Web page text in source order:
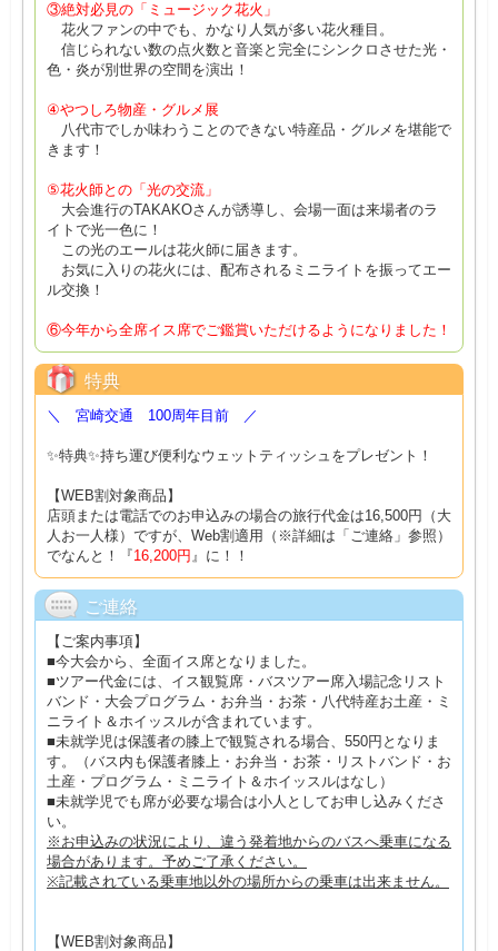
③絶対必見の「ミュージック花火」
花火ファンの中でも、かなり人気が多い花火種目。
信じられない数の点火数と音楽と完全にシンクロさせた光・
色・炎が別世界の空間を演出！
④やつしろ物産・グルメ展
八代市でしか味わうことのできない特産品・グルメを堪能で
きます！
⑤花火師との「光の交流」
大会進行のTAKAKOさんが誘導し、会場一面は来場者のラ
イトで光一色に！
この光のエールは花火師に届きます。
お気に入りの花火には、配布されるミニライトを振ってエー
ル交換！
⑥今年から全席イス席でご鑑賞いただけるようになりました！
特典
＼ 宮崎交通 100周年目前 ／
✨特典✨持ち運び便利なウェットティッシュをプレゼント！
【WEB割対象商品】
店頭または電話でのお申込みの場合の旅行代金は16,500円（大
人お一人様）ですが、Web割適用（※詳細は「ご連絡」参照）
でなんと！『16,200円 』に！！
ご連絡
【ご案内事項】
■今大会から、全面イス席となりました。
■ツアー代金には、イス観覧席・バスツアー席入場記念リスト
バンド・大会プログラム・お弁当・お茶・八代特産お土産・ミ
ニライト＆ホイッスルが含まれています。
■未就学児は保護者の膝上で観覧される場合、550円となりま
す。（バス内も保護者膝上・お弁当・お茶・リストバンド・お
土産・プログラム・ミニライト＆ホイッスルはなし）
■未就学児でも席が必要な場合は小人としてお申し込みくださ
い。
※お申込みの状況により、違う発着地からのバスへ乗車になる
場合があります。予めご了承ください。
※記載されている乗車地以外の場所からの乗車は出来ません。
【WEB割対象商品】